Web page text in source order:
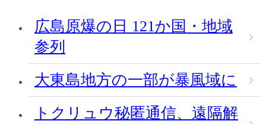
広島原爆の日 121か国・地域
参列
大東島地方の一部が暴風域に
トクリュウ秘匿通信、遠隔解